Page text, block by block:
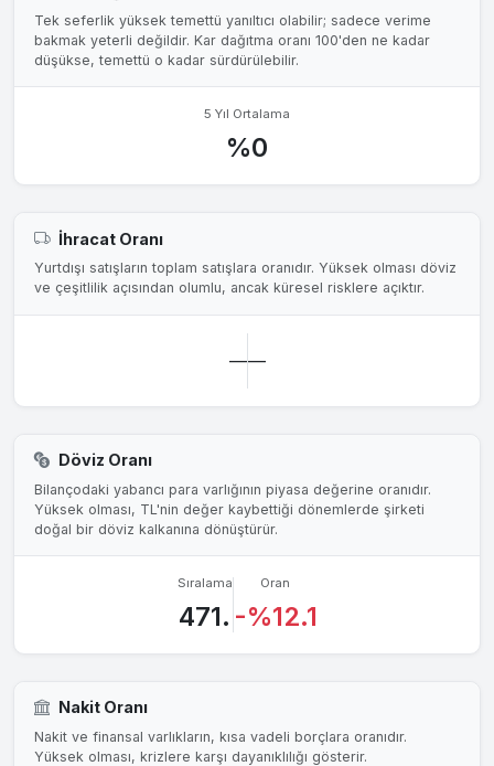
Tek seferlik yüksek temettü yanıltıcı olabilir; sadece verime
bakmak yeterli değildir. Kar dağıtma oranı 100'den ne kadar
düşükse, temettü o kadar sürdürülebilir.
5 Yıl Ortalama
%0
İhracat Oranı
Yurtdışı satışların toplam satışlara oranıdır. Yüksek olması döviz
ve çeşitlilik açısından olumlu, ancak küresel risklere açıktır.
——
Döviz Oranı
Bilançodaki yabancı para varlığının piyasa değerine oranıdır.
Yüksek olması, TL'nin değer kaybettiği dönemlerde şirketi
doğal bir döviz kalkanına dönüştürür.
Sıralama
471.
Oran
-%12.1
Nakit Oranı
Nakit ve finansal varlıkların, kısa vadeli borçlara oranıdır.
Yüksek olması, krizlere karşı dayanıklılığı gösterir.